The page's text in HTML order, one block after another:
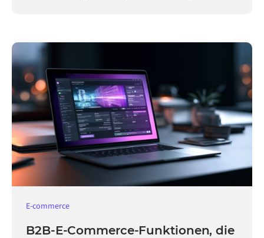
E-commerce
B2B-E-Commerce-Funktionen, die